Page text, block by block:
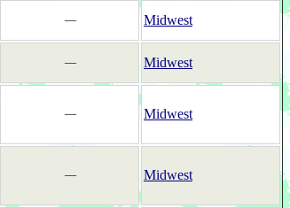
― Midwest
― Midwest
― Midwest
― Midwest